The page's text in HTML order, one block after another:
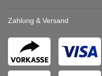
Zahlung & Versand